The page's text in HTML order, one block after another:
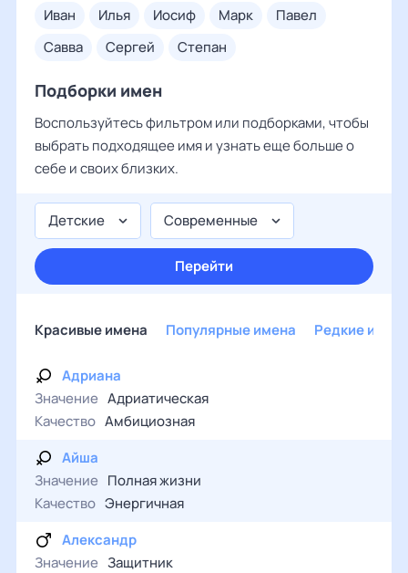
иван
илья иосиф марк
павел
савва
сергей степан
Подборки имен
Воспользуйтесь фильтром или подборками, чтобы
выбрать подходящее имя и узнать еще больше о
себе и своих близких.
Детские Современные
Перейти
Красивые имена Популярные имена Редкие
Адриана
Значение Адриатическая
Качество Амбициозная
Айша
Значение Полная жизни
Качество Энергичная
Александр
Значение Защитник